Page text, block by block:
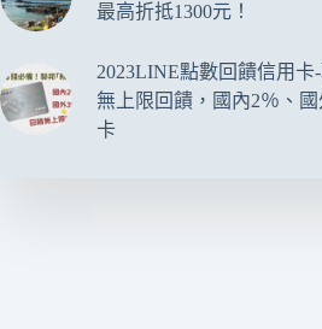
最高折抵1300元！
2023LINE點數回饋信用
無上限回饋，國內2％、
卡